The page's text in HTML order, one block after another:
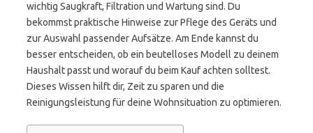
wichtig Saugkraft, Filtration und Wartung sind. Du
bekommst praktische Hinweise zur Pflege des Geräts und
zur Auswahl passender Aufsätze. Am Ende kannst du
besser entscheiden, ob ein beutelloses Modell zu deinem
Haushalt passt und worauf du beim Kauf achten solltest.
Dieses Wissen hilft dir, Zeit zu sparen und die
Reinigungsleistung für deine Wohnsituation zu optimieren.